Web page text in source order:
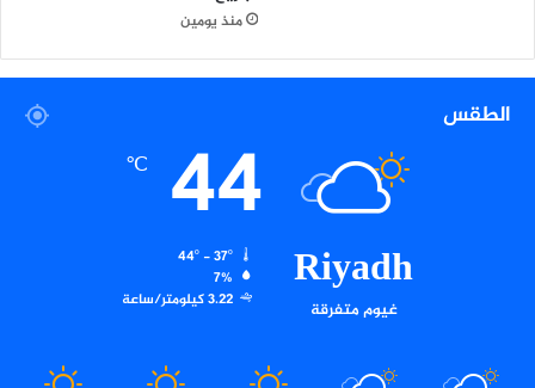
ا
منذ يومين
الطقس
Riyadh
غيوم متفرقة
44
℃
7%
3.22 كيلومتر/ساعة